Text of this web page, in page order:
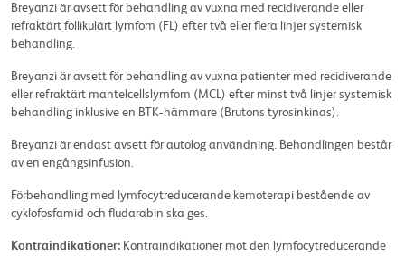
Breyanzi är avsett för behandling av vuxna med recidiverande eller
refraktärt follikulärt lymfom (FL) efter två eller flera linjer systemisk
behandling.
Breyanzi är avsett för behandling av vuxna patienter med recidiverande
eller refraktärt mantelcellslymfom (MCL) efter minst två linjer systemisk
behandling inklusive en BTK‑hämmare (Brutons tyrosinkinas).
Breyanzi är endast avsett för autolog användning. Behandlingen består
av en engångsinfusion.
Förbehandling med lymfocytreducerande kemoterapi bestående av
cyklofosfamid och fludarabin ska ges.
Kontraindikationer: Kontraindikationer mot den lymfocytreducerande